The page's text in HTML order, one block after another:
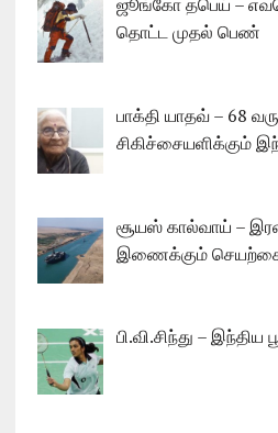
தொட்ட முதல் பெண்
பாக்தி யாதவ் – 68
சிகிச்சையளிக்கும்
சூயஸ் கால்வாய் –
இணைக்கும்
பி.வி.சிந்து – இந்திய